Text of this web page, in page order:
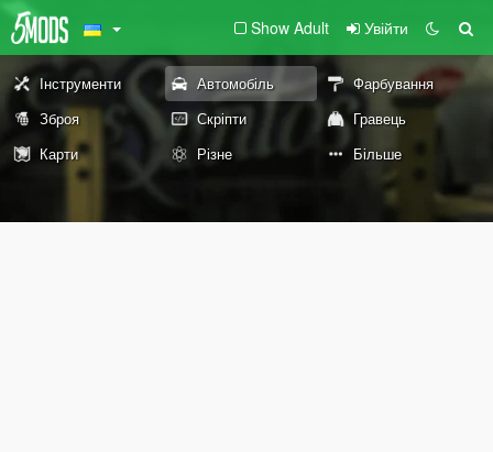
Show Adult Увійти
Інструменти Автомобіль
Фарбування
Зброя
Скріпти
Гравець
Карти
Різне Більше